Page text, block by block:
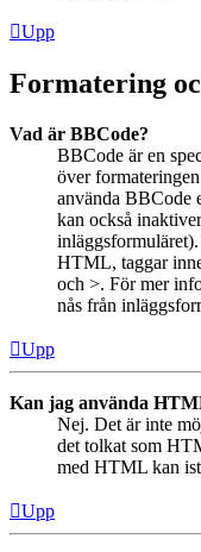
Upp
Formatering
Vad är BBCode?
BBCode är en
över
använda BBCode
kan också
HTML, taggar
och >. För mer
nås från
Upp
Kan jag använda
Nej. Det är inte
det tolkat som
med HTML kan
Upp